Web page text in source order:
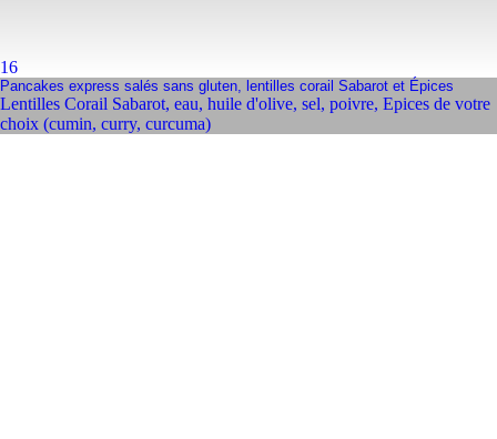
16
Pancakes express salés sans gluten, lentilles corail Sabarot et Épices
Lentilles Corail Sabarot, eau, huile d'olive, sel, poivre, Epices de votre
choix (cumin, curry, curcuma)